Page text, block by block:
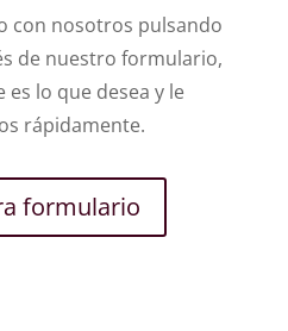
con nosotros pulsando
de nuestro formulario,
es lo que desea y le
rápidamente.
formulario